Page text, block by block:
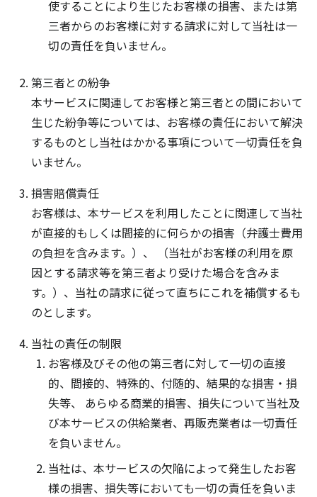
使することにより生じたお客様の損害、または第
三者からのお客様に対する請求に対して当社は一
切の責任を負いません。
第三者との紛争
本サービスに関連してお客様と第三者との間において
生じた紛争等については、お客様の責任において解決
するものとし当社はかかる事項について一切責任を負
いません。
損害賠償責任
お客様は、本サービスを利用したことに関連して当社
が直接的もしくは間接的に何らかの損害（弁護士費用
の負担を含みます。）、 （当社がお客様の利用を原
因とする請求等を第三者より受けた場合を含みま
す。）、当社の請求に従って直ちにこれを補償するも
のとします。
当社の責任の制限
お客様及びその他の第三者に対して一切の直接
的、間接的、特殊的、付随的、結果的な損害・損
失等、 あらゆる商業的損害、損失について当社及
び本サービスの供給業者、再販売業者は一切責任
を負いません。
当社は、本サービスの欠陥によって発生したお客
様の損害、損失等においても一切の責任を負いま